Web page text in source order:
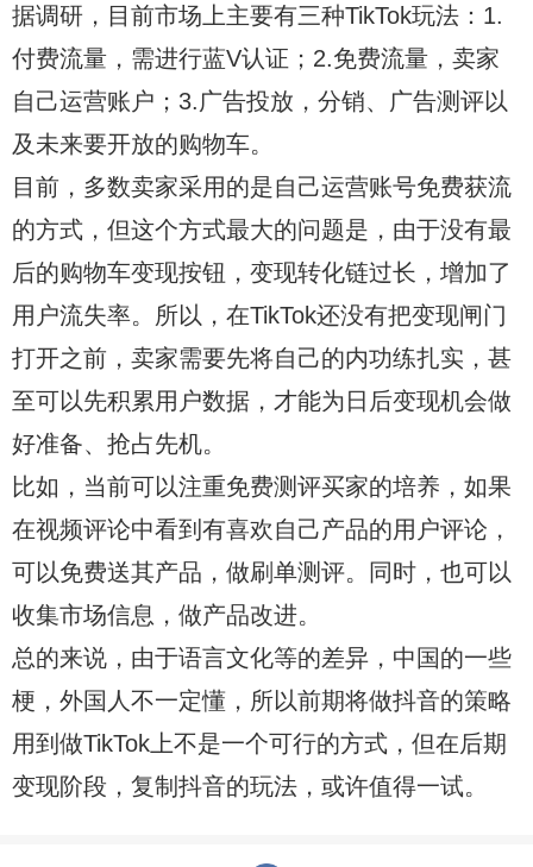
据调研，目前市场上主要有三种TikTok玩法：1.
付费流量，需进行蓝V认证；2.免费流量，卖家
自己运营账户；3.广告投放，分销、广告测评以
及未来要开放的购物车。
目前，多数卖家采用的是自己运营账号免费获流
的方式，但这个方式最大的问题是，由于没有最
后的购物车变现按钮，变现转化链过长，增加了
用户流失率。所以，在TikTok还没有把变现闸门
打开之前，卖家需要先将自己的内功练扎实，甚
至可以先积累用户数据，才能为日后变现机会做
好准备、抢占先机。
比如，当前可以注重免费测评买家的培养，如果
在视频评论中看到有喜欢自己产品的用户评论，
可以免费送其产品，做刷单测评。同时，也可以
收集市场信息，做产品改进。
总的来说，由于语言文化等的差异，中国的一些
梗，外国人不一定懂，所以前期将做抖音的策略
用到做TikTok上不是一个可行的方式，但在后期
变现阶段，复制抖音的玩法，或许值得一试。